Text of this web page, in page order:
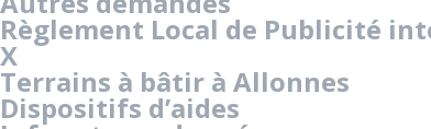
Règlement Local de Publicité
X
Terrains à bâtir à Allonnes
Dispositifs d’aides